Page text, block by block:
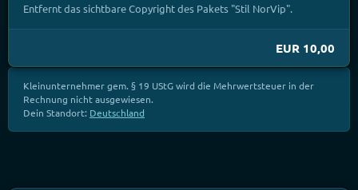
Entfernt das sichtbare Copyright des Pakets "Stil NorVip".
EUR 10,00
Kleinunternehmer gem. § 19 UStG wird die Mehrwertsteuer in der
Rechnung nicht ausgewiesen.
Dein Standort: Deutschland